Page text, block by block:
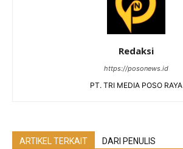
Redaksi
https://posonews.id
PT. TRI MEDIA POSO RAYA
ARTIKEL TERKAIT DARI PENULIS